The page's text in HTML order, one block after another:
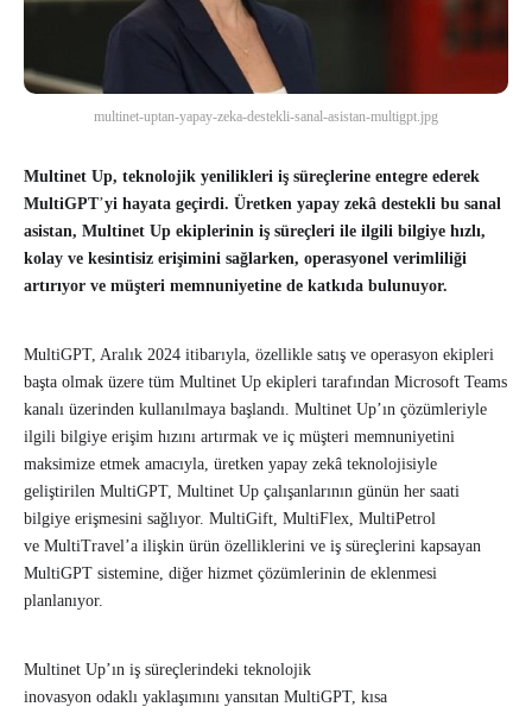
multinet-uptan-yapay-zeka-destekli-sanal-asistan-multigpt.jpg
Multinet Up, teknolojik yenilikleri iş süreçlerine entegre ederek
MultiGPT’yi hayata geçirdi. Üretken yapay zekâ destekli bu sanal
asistan, Multinet Up ekiplerinin iş süreçleri ile ilgili bilgiye hızlı,
kolay ve kesintisiz erişimini sağlarken, operasyonel verimliliği
artırıyor ve müşteri memnuniyetine de katkıda bulunuyor.
MultiGPT, Aralık 2024 itibarıyla, özellikle satış ve operasyon ekipleri
başta olmak üzere tüm Multinet Up ekipleri tarafından Microsoft Teams
kanalı üzerinden kullanılmaya başlandı. Multinet Up’ın çözümleriyle
ilgili bilgiye erişim hızını artırmak ve iç müşteri memnuniyetini
maksimize etmek amacıyla, üretken yapay zekâ teknolojisiyle
geliştirilen MultiGPT, Multinet Up çalışanlarının günün her saati
bilgiye erişmesini sağlıyor. MultiGift, MultiFlex, MultiPetrol
ve MultiTravel’a ilişkin ürün özelliklerini ve iş süreçlerini kapsayan
MultiGPT sistemine, diğer hizmet çözümlerinin de eklenmesi
planlanıyor.
Multinet Up’ın iş süreçlerindeki teknolojik
inovasyon odaklı yaklaşımını yansıtan MultiGPT, kısa